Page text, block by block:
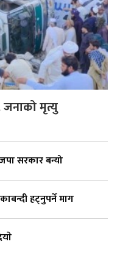
जनाको मृत्यु
सरकार बन्यो
हट्नुपर्ने माग